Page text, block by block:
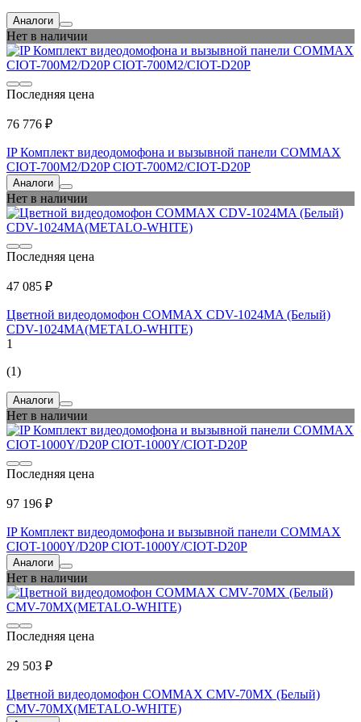
Аналоги
Нет в наличии
Последняя цена
76 776 ₽
IP Комплект видеодомофона и вызывной панели COMMAX
CIOT-700M2/D20P CIOT-700M2/CIOT-D20P
Аналоги
Нет в наличии
Последняя цена
47 085 ₽
Цветной видеодомофон COMMAX CDV-1024MA (Белый)
CDV-1024MA(METALO-WHITE)
1
(1)
Аналоги
Нет в наличии
Последняя цена
97 196 ₽
IP Комплект видеодомофона и вызывной панели COMMAX
CIOT-1000Y/D20P CIOT-1000Y/CIOT-D20P
Аналоги
Нет в наличии
Последняя цена
29 503 ₽
Цветной видеодомофон COMMAX CMV-70MX (Белый)
CMV-70MX(METALO-WHITE)